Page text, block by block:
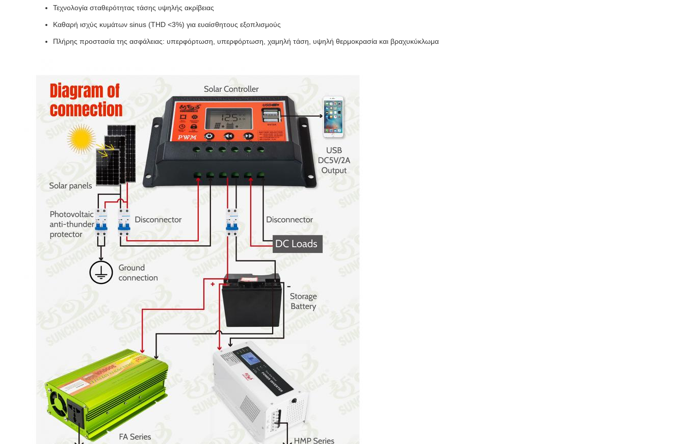
Τεχνολογία σταθερότητας τάσης υψηλής ακρίβειας
Καθαρή ισχύς κυμάτων sinus (THD <3%) για ευαίσθητους εξοπλισμούς
Πλήρης προστασία της ασφάλειας: υπερφόρτωση, υπερφόρτωση, χαμηλή τάση, υψηλή θερμοκρασία και βραχυκύκλωμα